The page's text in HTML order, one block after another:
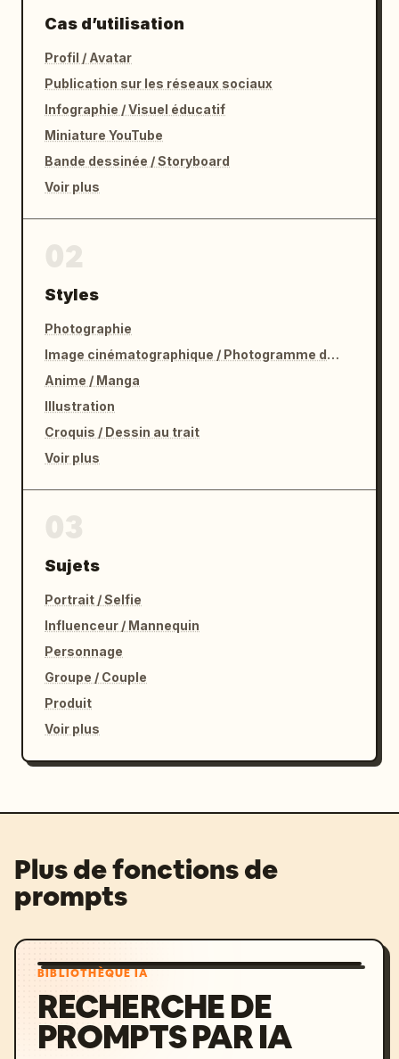
Cas d’utilisation
Profil / Avatar
Publication sur les réseaux sociaux
Infographie / Visuel éducatif
Miniature YouTube
Bande dessinée / Storyboard
Voir plus
Styles
Photographie
Image cinématographique / Photogramme de film
Anime / Manga
Illustration
Croquis / Dessin au trait
Voir plus
Sujets
Portrait / Selfie
Influenceur / Mannequin
Personnage
Groupe / Couple
Produit
Voir plus
Plus de fonctions de
prompts
BIBLIOTHÈQUE IA
RECHERCHE DE
PROMPTS PAR IA